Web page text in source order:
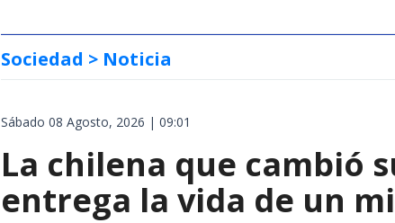
Sociedad > Noticia
Sábado 08 Agosto, 2026 | 09:01
La chilena que cambió
entrega la vida de un